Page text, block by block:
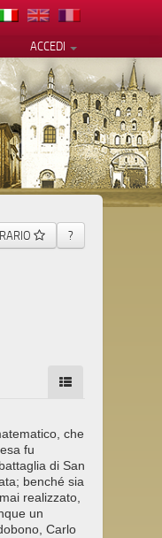
ACCEDI
?
che
fu
di San
benché sia
realizzato,
un
Carlo